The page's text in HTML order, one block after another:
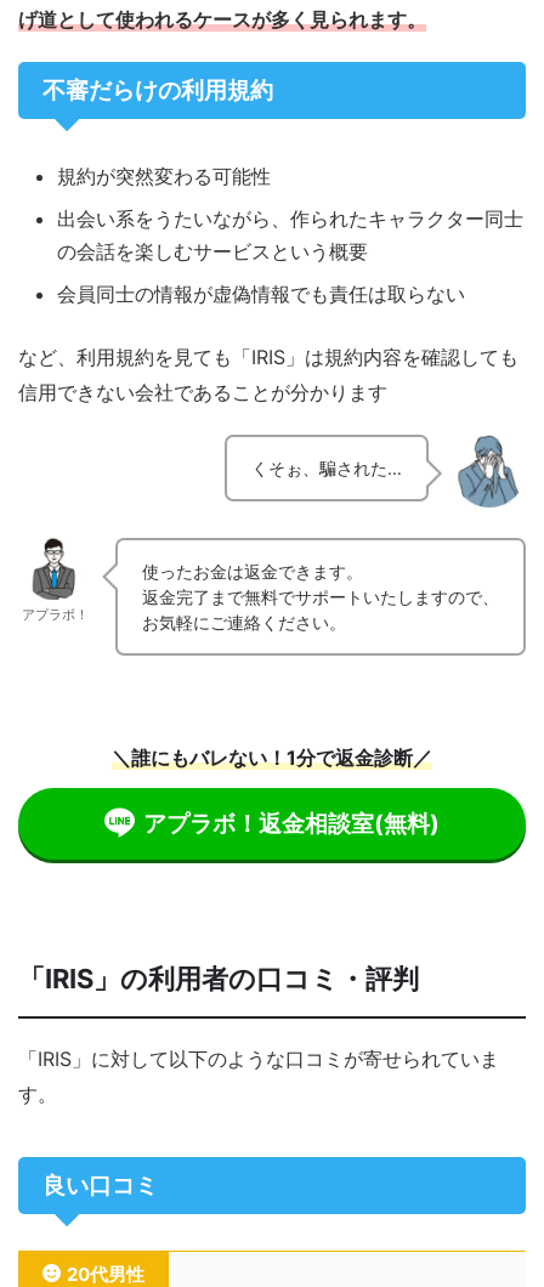
げ道として使われるケースが多く見られます。
不審だらけの利用規約
規約が突然変わる可能性
出会い系をうたいながら、作られたキャラクター同士
の会話を楽しむサービスという概要
会員同士の情報が虚偽情報でも責任は取らない
など、利用規約を見ても「IRIS」は規約内容を確認しても
信用できない会社であることが分かります
くそぉ、騙された…
アプラボ！
使ったお金は返金できます。
返金完了まで無料でサポートいたしますので、
お気軽にご連絡ください。
＼誰にもバレない！1分で返金診断／
アプラボ！返金相談室(無料)
「IRIS」の利用者の口コミ・評判
「IRIS」に対して以下のような口コミが寄せられていま
す。
良い口コミ
20代男性